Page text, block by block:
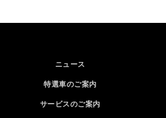
ニュース
特選車のご案内
サービスのご案内